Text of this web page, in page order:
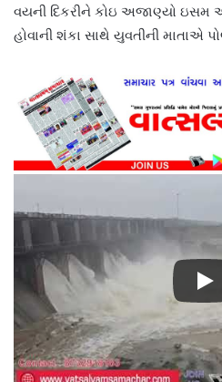
વયની દિકરીને કોઇ અજાણ્યો
હોવાની શંકા સાથે યુવતીની માતાએ